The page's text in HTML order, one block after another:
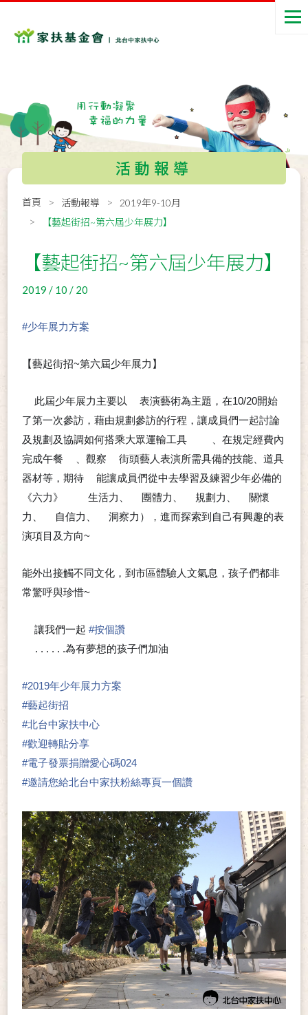
活動報導
首頁 活動報導
2019年9-10月
【藝起街招~第六屆少年展力】
【藝起街招~第六屆少年展力】
2019 / 10 / 20
#少年展力方案
【藝起街招~第六屆少年展力】
此屆少年展力主要以
表演藝術為主題，在10/20開始
了第一次參訪，藉由規劃參訪的行程，讓成員們一起討論
及規劃及協調如何搭乘大眾運輸工具
、在規定經費內
完成午餐
、觀察
街頭藝人表演所需具備的技能、道具
器材等，期待
能讓成員們從中去學習及練習少年必備的
《六力》
生活力、 團體力、 規劃力、
關懷
力、
自信力、
洞察力），進而探索到自己有興趣的表
演項目及方向~
能外出接觸不同文化，到市區體驗人文氣息，孩子們都非
常驚呼與珍惜~
讓我們一起 #按個讚
. . . . . .為有夢想的孩子們加油
#2019年少年展力方案
#藝起街招
#北台中家扶中心
#歡迎轉貼分享
#電子發票捐贈愛心碼024
#邀請您給北台中家扶粉絲專頁一個讚